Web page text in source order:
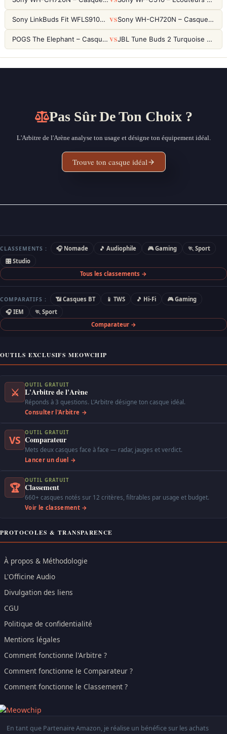
Sony LinkBuds Fit WFLS910NW Blanc – Écouteurs Sport Ailes ANC VS Sony WH-CH720N – Casque ANC 35h, Ultra-léger (192g) avec Processeur V1
POGS The Elephant – Casque Filaire Enfants 85dB POGS-Safe™ (Éco-Responsable) VS JBL Tune Buds 2 Turquoise – Écouteurs True Wireless avec ANC et autonomie 48h
Pas Sûr De Ton Choix ?
L'Arbitre de l'Arène analyse ton usage et désigne ton équipement idéal.
Trouve ton casque idéal
CLASSEMENTS : 🎧 Nomade 🎵 Audiophile 🎮 Gaming
🏃 Sport
🎛 Studio
Tous les classements →
COMPARATIFS : 📶 Casques BT 📱 TWS 🎵 Hi-Fi
🎮 Gaming
🎧 IEM
🏃 Sport
Comparateur →
OUTILS EXCLUSIFS MEOWCHIP
⚔
OUTIL GRATUIT
L'Arbitre de l'Arène
Réponds à 3 questions. L'Arbitre désigne ton casque idéal.
Consulter l'Arbitre →
VS
OUTIL GRATUIT
Comparateur
Mets deux casques face à face — radar, jauges et verdict.
Lancer un duel →
🏆
OUTIL GRATUIT
Classement
660+ casques notés sur 12 critères, filtrables par usage et budget.
Voir le classement →
PROTOCOLES & TRANSPARENCE
À propos & Méthodologie
L'Officine Audio
Divulgation des liens
CGU
Politique de confidentialité
Mentions légales
Comment fonctionne l'Arbitre ?
Comment fonctionne le Comparateur ?
Comment fonctionne le Classement ?
En tant que Partenaire Amazon, je réalise un bénéfice sur les achats